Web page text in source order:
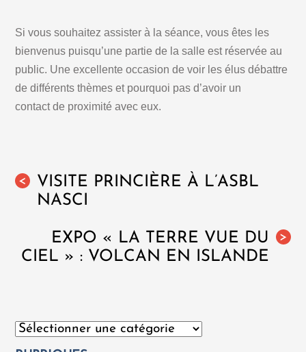
Si vous souhaitez assister à la séance, vous êtes les
bienvenus puisqu’une partie de la salle est réservée au
public. Une excellente occasion de voir les élus débattre
de différents thèmes et pourquoi pas d’avoir un
contact de proximité avec eux.
<
VISITE PRINCIÈRE À L’ASBL
NASCI
>
EXPO « LA TERRE VUE DU
CIEL » : VOLCAN EN ISLANDE
Catégories